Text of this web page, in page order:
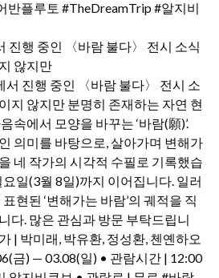
진행 중인 〈바람 불다〉 전시 소식
않지만